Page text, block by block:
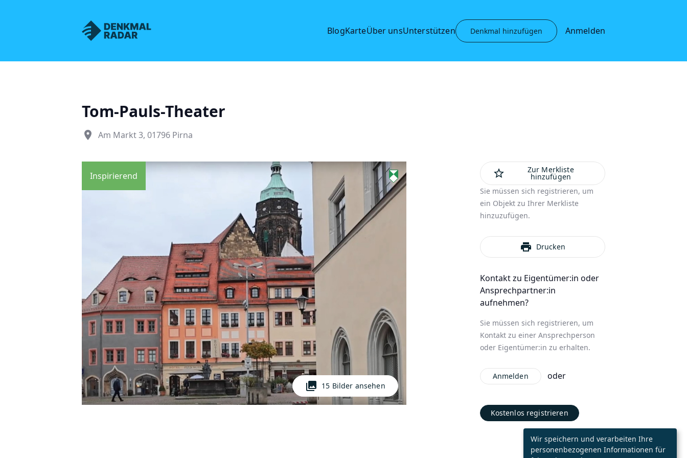
Denkmalnetz Sachsen BlogKarteÜber unsUnterstützen Denkmal hinzufügen Anmelden
Tom-Pauls-Theater
place Am Markt 3, 01796 Pirna
photo_library 15 Bilder ansehen
Inspirierend star_outline Zur Merkliste
hinzufügen
Sie müssen sich registrieren, um
ein Objekt zu Ihrer Merkliste
hinzuzufügen.
print Drucken
Kontakt zu Eigentümer:in oder
Ansprechpartner:in
aufnehmen?
Sie müssen sich registrieren, um
Kontakt zu einer Ansprechperson
oder Eigentümer:in zu erhalten.
Anmelden oder
Kostenlos registrieren
Wir speichern und verarbeiten Ihre
personenbezogenen Informationen für